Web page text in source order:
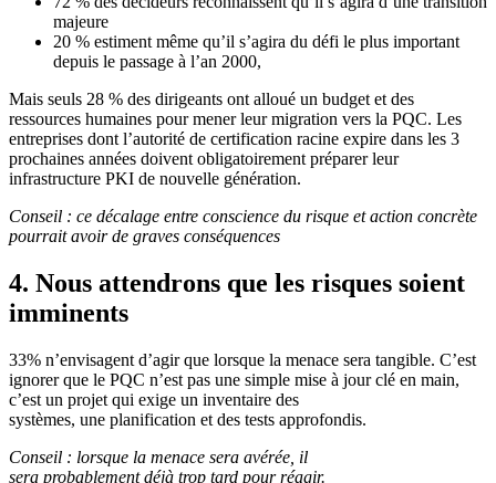
majeure
20 % estiment même qu’il s’agira du défi le plus important
depuis le passage à l’an 2000,
Mais seuls 28 % des dirigeants ont alloué un budget et des
ressources humaines pour mener leur migration vers la PQC. Les
entreprises dont l’autorité de certification racine expire dans les 3
prochaines années doivent obligatoirement préparer leur
infrastructure PKI de nouvelle génération.
Conseil : ce décalage entre conscience du risque et action concrète
pourrait avoir de graves conséquences
4. Nous attendrons que les risques soient
imminents
33% n’envisagent d’agir que lorsque la menace sera tangible. C’est
ignorer que le PQC n’est pas une simple mise à jour clé en main,
c’est un projet qui exige un inventaire des
systèmes, une planification et des tests approfondis.
Conseil : lorsque la menace sera avérée, il
sera probablement déjà trop tard pour réagir.